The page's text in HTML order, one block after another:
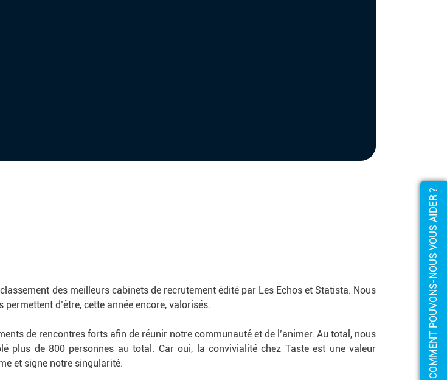
des meilleurs cabinets de recrutement édité par Les Echos et Statista. Nous
d’être, cette année encore, valorisés.
de rencontres forts afin de réunir notre communauté et de l’animer. Au total, nous
plus de 800 personnes au total. Car oui, la convivialité chez Taste est une valeur
et signe notre singularité.
COMMENT POUVONS-NOUS VOUS AIDER ?